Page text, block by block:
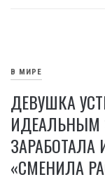
В МИРЕ
ДЕВУШКА
ИДЕАЛЬНЫМ
«СМЕНИЛА